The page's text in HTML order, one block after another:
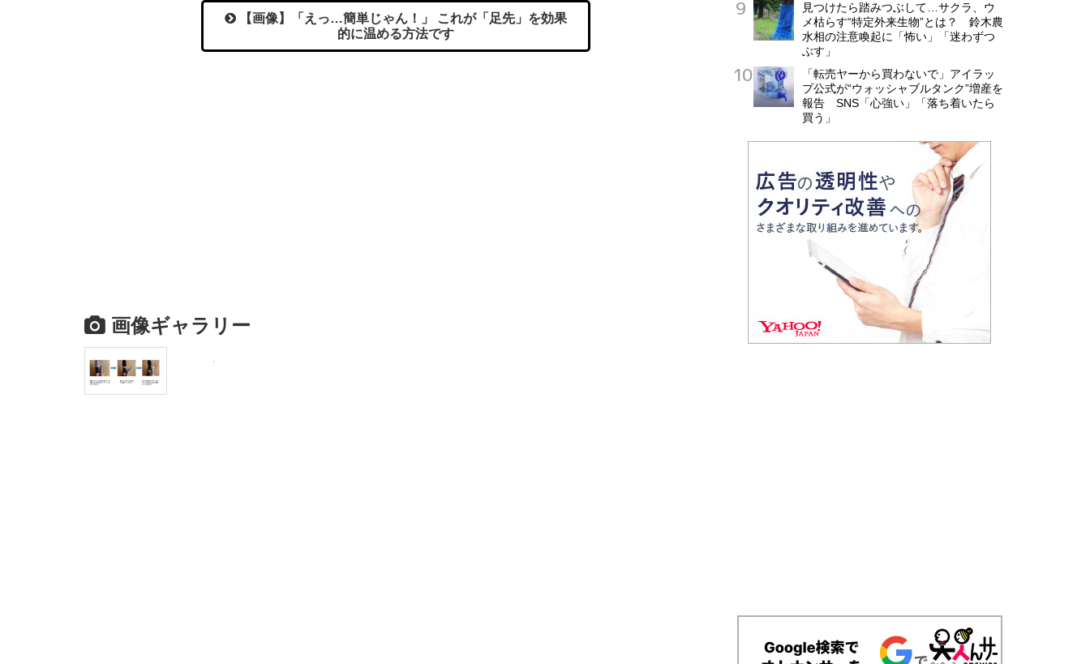
【画像】「えっ…簡単じゃん！」 これが「足先」を効果
的に温める方法です
画像ギャラリー
見つけたら踏みつぶして…サクラ、ウ
メ枯らす“特定外来生物”とは？ 鈴木農
水相の注意喚起に「怖い」「迷わずつ
ぶす」
「転売ヤーから買わないで」アイラッ
プ公式が“ウォッシャブルタンク”増産を
報告 SNS「心強い」「落ち着いたら
買う」